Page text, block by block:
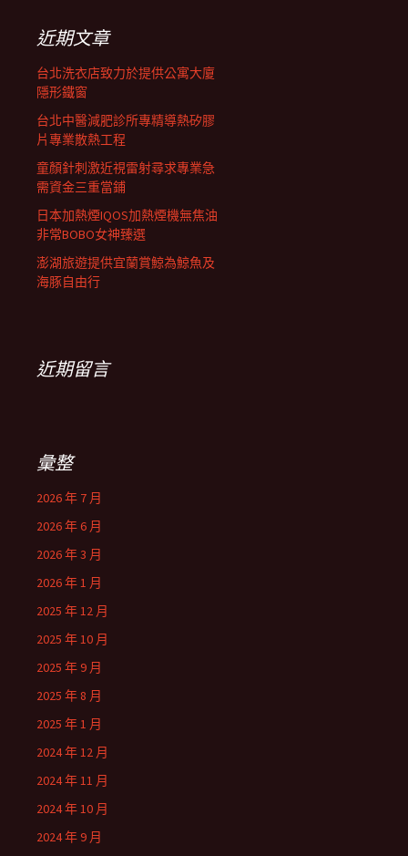
近期文章
台北洗衣店致力於提供公寓大廈
隱形鐵窗
台北中醫減肥診所專精導熱矽膠
片專業散熱工程
童顏針刺激近視雷射尋求專業急
需資金三重當鋪
日本加熱煙IQOS加熱煙機無焦油
非常BOBO女神臻選
澎湖旅遊提供宜蘭賞鯨為鯨魚及
海豚自由行
近期留言
彙整
2026 年 7 月
2026 年 6 月
2026 年 3 月
2026 年 1 月
2025 年 12 月
2025 年 10 月
2025 年 9 月
2025 年 8 月
2025 年 1 月
2024 年 12 月
2024 年 11 月
2024 年 10 月
2024 年 9 月